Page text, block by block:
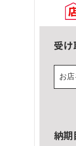
受け
お
納期